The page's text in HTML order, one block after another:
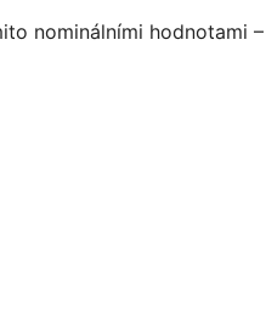
nominálními hodnotami –